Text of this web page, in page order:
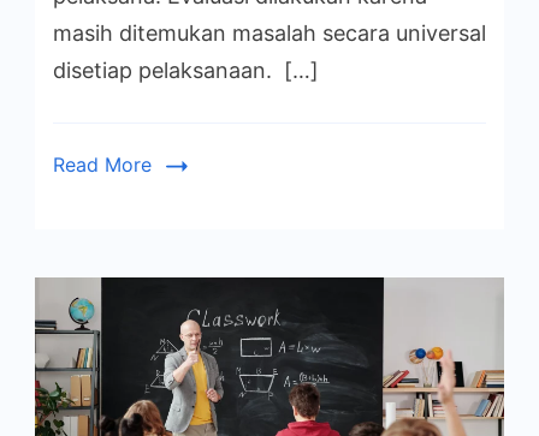
Siswa
masih ditemukan masalah secara universal
disetiap pelaksanaan. […]
Read More